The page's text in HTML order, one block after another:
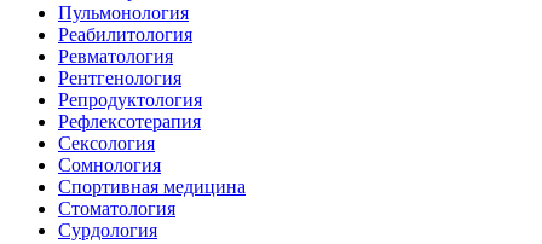
Пульмонология
Реабилитология
Ревматология
Рентгенология
Репродуктология
Рефлексотерапия
Сексология
Сомнология
Спортивная медицина
Стоматология
Сурдология